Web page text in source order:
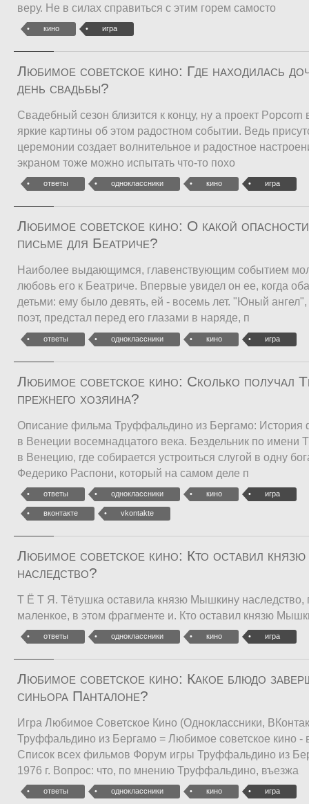
веру. Не в силах справиться с этим горем самосто
кино игра
Любимое советское кино: Где находилась
день свадьбы?
Свадебный сезон близится к концу, ну а проект
яркие картины об этом радостном событии. Ведь
церемонии создает волнительное и радостное
экраном тоже можно испытать что-то похо
ответы одноклассники кино игра
Любимое советское кино: О какой
письме для Беатриче?
Наиболее выдающимся, главенствующим событием
любовь его к Беатриче. Впервые увидел он ее, когда
детьми: ему было девять, ей - восемь лет. "Юный
поэт, предстал перед его глазами в наряде, п
ответы одноклассники кино игра
Любимое советское кино: Сколько получал
прежнего хозяина?
Описание фильма Труффальдино из Бергамо: История
в Венеции восемнадцатого века. Бездельник по имени
в Венецию, где собирается устроиться слугой в одну
Федерико Распони, который на самом деле п
ответы одноклассники кино игра
вконтакте vkontakte
Любимое советское кино: Кто оставил
наследство?
Т Ё Т Я. Тётушка оставила князю Мышкину наследство,
маленкое, в этом фрагменте и. Кто оставил князю
ответы одноклассники кино игра
Любимое советское кино: Какое блюдо
синьора Панталоне?
Игра Любимое Советское Кино (Одноклассники,
Труффальдино из Бергамо = Любимое советское кино -
Список всех фильмов Форум игры Труффальдино из
1976 г. Вопрос: что, по мнению Труффальдино, въезжа
ответы одноклассники кино игра